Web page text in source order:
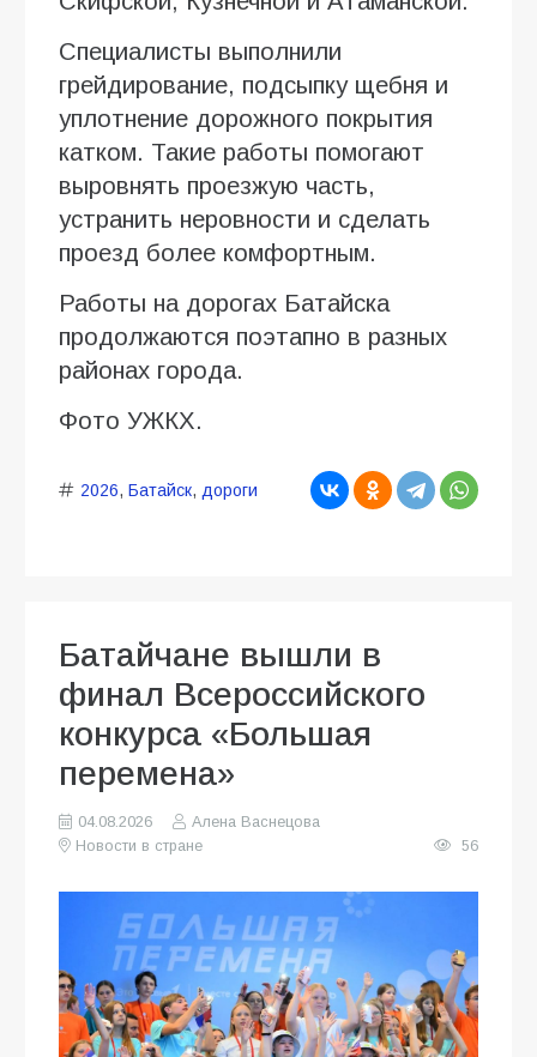
Специалисты выполнили
грейдирование, подсыпку щебня и
уплотнение дорожного покрытия
катком. Такие работы помогают
выровнять проезжую часть,
устранить неровности и сделать
проезд более комфортным.
Работы на дорогах Батайска
продолжаются поэтапно в разных
районах города.
Фото УЖКХ.
2026, Батайск, дороги
Батайчане вышли в
финал Всероссийского
конкурса «Большая
перемена»
04.08.2026
Алена Васнецова
Новости в стране
56